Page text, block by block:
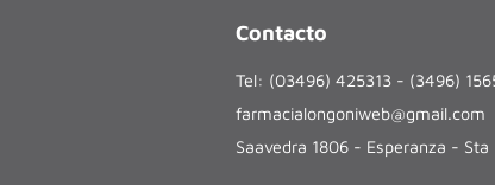
Contacto
Tel: (03496) 425313 - (3496)
farmacialongoniweb@gmail.com
Saavedra 1806 - Esperanza - Sta